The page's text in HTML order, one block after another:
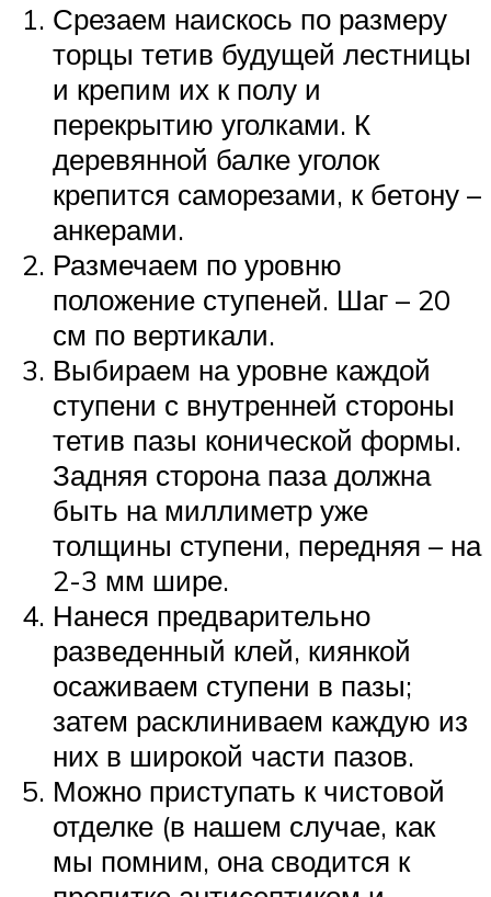
Срезаем наискось по размеру
торцы тетив будущей лестницы
и крепим их к полу и
перекрытию уголками. К
деревянной балке уголок
крепится саморезами, к бетону –
анкерами.
Размечаем по уровню
положение ступеней. Шаг – 20
см по вертикали.
Выбираем на уровне каждой
ступени с внутренней стороны
тетив пазы конической формы.
Задняя сторона паза должна
быть на миллиметр уже
толщины ступени, передняя – на
2-3 мм шире.
Нанеся предварительно
разведенный клей, киянкой
осаживаем ступени в пазы;
затем расклиниваем каждую из
них в широкой части пазов.
Можно приступать к чистовой
отделке (в нашем случае, как
мы помним, она сводится к